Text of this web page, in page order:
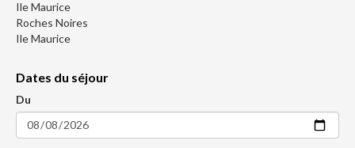
Ile Maurice
Roches Noires
Ile Maurice
Dates du séjour
Du